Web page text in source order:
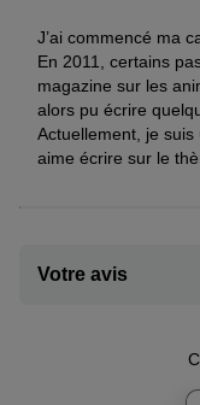
J’ai commencé ma
En 2011, certains
magazine sur les
alors pu écrire
Actuellement, je
aime écrire sur le
Votre avis